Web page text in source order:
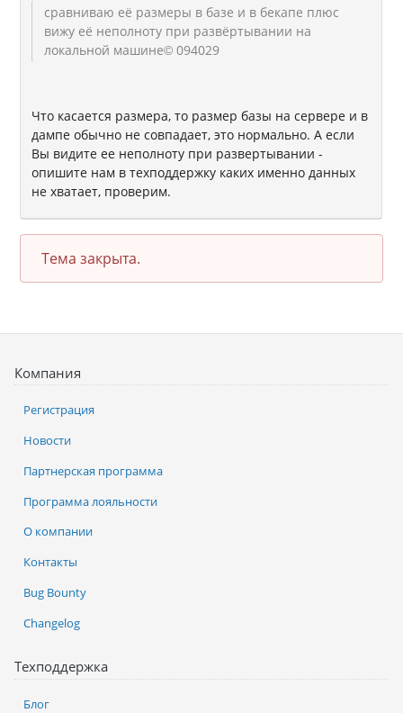
сравниваю её размеры в базе и в бекапе плюс
вижу её неполноту при развёртывании на
локальной машине© 094029
Что касается размера, то размер базы на сервере и в
дампе обычно не совпадает, это нормально. А если
Вы видите ее неполноту при развертывании -
опишите нам в техподдержку каких именно данных
не хватает, проверим.
Тема закрыта.
Компания
Регистрация
Новости
Партнерская программа
Программа лояльности
О компании
Контакты
Bug Bounty
Changelog
Техподдержка
Блог